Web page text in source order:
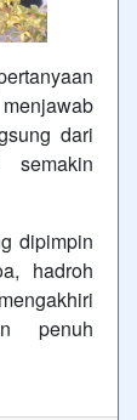
dari
dipimpin
hadroh
penuh